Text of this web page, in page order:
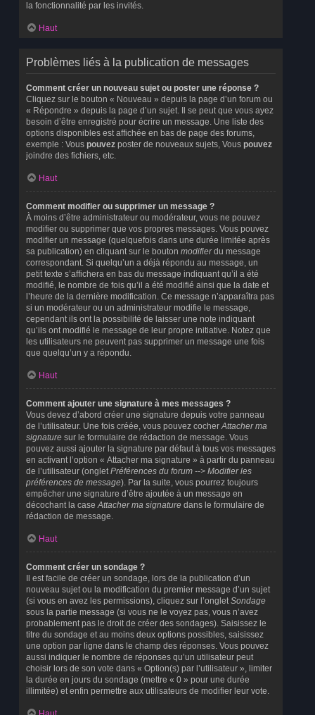
la fonctionnalité par les invités.
Haut
Problèmes liés à la publication de messages
Comment créer un nouveau sujet ou poster une réponse ?
Cliquez sur le bouton « Nouveau » depuis la page d’un forum ou
« Répondre » depuis la page d’un sujet. Il se peut que vous ayez
besoin d’être enregistré pour écrire un message. Une liste des
options disponibles est affichée en bas de page des forums,
exemple : Vous pouvez poster de nouveaux sujets, Vous pouvez
joindre des fichiers, etc.
Haut
Comment modifier ou supprimer un message ?
À moins d’être administrateur ou modérateur, vous ne pouvez
modifier ou supprimer que vos propres messages. Vous pouvez
modifier un message (quelquefois dans une durée limitée après
sa publication) en cliquant sur le bouton modifierdu message
correspondant. Si quelqu’un a déjà répondu au message, un
petit texte s’affichera en bas du message indiquant qu’il a été
modifié, le nombre de fois qu’il a été modifié ainsi que la date et
l’heure de la dernière modification. Ce message n’apparaîtra pas
si un modérateur ou un administrateur modifie le message,
cependant ils ont la possibilité de laisser une note indiquant
qu’ils ont modifié le message de leur propre initiative. Notez que
les utilisateurs ne peuvent pas supprimer un message une fois
que quelqu’un y a répondu.
Haut
Comment ajouter une signature à mes messages ?
Vous devez d’abord créer une signature depuis votre panneau
de l’utilisateur. Une fois créée, vous pouvez cocherAttacher ma
signature sur le formulaire de rédaction de message. Vous
pouvez aussi ajouter la signature par défaut à tous vos messages
en activant l’option « Attacher ma signature » à partir du panneau
de l’utilisateur (ongletPréférences du forum --> Modifier les
préférences de message). Par la suite, vous pourrez toujours
empêcher une signature d’être ajoutée à un message en
décochant la caseAttacher ma signature dans le formulaire de
rédaction de message.
Haut
Comment créer un sondage ?
Il est facile de créer un sondage, lors de la publication d’un
nouveau sujet ou la modification du premier message d’un sujet
(si vous en avez les permissions), cliquez sur l’ongletSondage
sous la partie message (si vous ne le voyez pas, vous n’avez
probablement pas le droit de créer des sondages). Saisissez le
titre du sondage et au moins deux options possibles, saisissez
une option par ligne dans le champ des réponses. Vous pouvez
aussi indiquer le nombre de réponses qu’un utilisateur peut
choisir lors de son vote dans « Option(s) par l’utilisateur », limiter
la durée en jours du sondage (mettre « 0 » pour une durée
illimitée) et enfin permettre aux utilisateurs de modifier leur vote.